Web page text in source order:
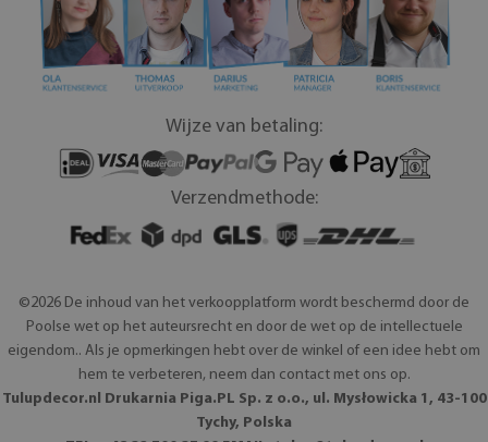
Wijze van betaling:
Verzendmethode:
©2026 De inhoud van het verkoopplatform wordt beschermd door de
Poolse wet op het auteursrecht en door de wet op de intellectuele
eigendom.. Als je opmerkingen hebt over de winkel of een idee hebt om
hem te verbeteren, neem dan contact met ons op.
Tulupdecor.nl Drukarnia Piga.PL Sp. z o.o., ul. Mysłowicka 1, 43-100
Tychy, Polska